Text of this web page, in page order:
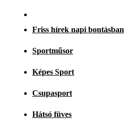
Friss hírek napi bontásban
Sportműsor
Képes Sport
Csupasport
Hátsó füves